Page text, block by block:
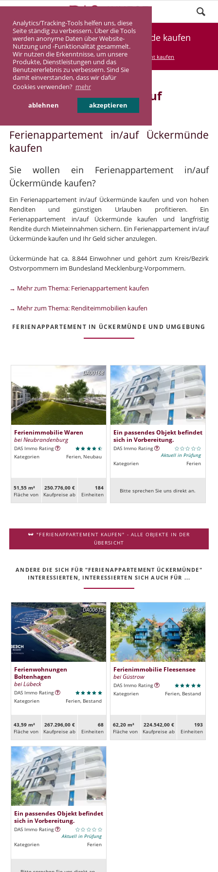
Analytics/Tracking-Tools helfen uns, diese
Seite ständig zu verbessern. Über die Tools
werden anonyme Daten über Website-
Nutzung und -Funktionalität gesammelt.
Wir nutzen die Erkenntnisse, um unsere
Produkte, Dienstleistungen und das
Benutzererlebnis zu verbessern. Sind Sie
damit einverstanden, dass wir dafür
Cookies verwenden? mehr
ablehnen akzeptieren
Ferienappartement Ückermünde kaufen
DASINVEST Service Ferienappartement kaufen
Ferienappartement in/auf
Ückermünde
Ferienappartement in/auf Ückermünde
kaufen
Sie wollen ein Ferienappartement in/auf
Ückermünde kaufen?
Ein Ferienappartement in/auf Ückermünde kaufen und von hohen
Renditen und günstigen Urlauben profitieren. Ein
Ferienappartement in/auf Ückermünde kaufen und langfristig
Rendite durch Mieteinnahmen sichern. Ein Ferienappartement in/auf
Ückermünde kaufen und Ihr Geld sicher anzulegen.
Ückermünde hat ca. 8.844 Einwohner und gehört zum Kreis/Bezirk
Ostvorpommern im Bundesland Mecklenburg-Vorpommern.
→ Mehr zum Thema: Ferienappartement kaufen
→ Mehr zum Thema: Renditeimmobilien kaufen
FERIENAPPARTEMENT IN ÜCKERMÜNDE UND UMGEBUNG
DA00168
Ferienimmobilie Waren
bei Neubrandenburg
DAS Immo Rating
Kategorien
Ferien, Neubau
51,55 m²
Fläche von
250.776,00 €
Kaufpreise ab
184
Ein­heiten
Ein passendes Objekt befindet
sich in Vorbereitung.
DAS Immo Rating
Aktuell in Prüfung
Kategorien
Ferien
Bitte sprechen Sie uns direkt an.
"FERIENAPPARTEMENT KAUFEN" - ALLE OBJEKTE IN DER
ÜBERSICHT
ANDERE DIE SICH FÜR "FERIENAPPARTEMENT ÜCKERMÜNDE"
INTERESSIERTEN, INTERESSIERTEN SICH AUCH FÜR ...
DA00613
Ferienwohnungen
Boltenhagen
bei Lübeck
DAS Immo Rating
Kategorien
Ferien, Bestand
43,59 m²
Fläche von
267.296,00 €
Kaufpreise ab
68
Ein­heiten
DA00487
Ferienimmobilie Fleesensee
bei Güstrow
DAS Immo Rating
Kategorien
Ferien, Bestand
62,20 m²
Fläche von
224.542,00 €
Kaufpreise ab
193
Ein­heiten
Ein passendes Objekt befindet
sich in Vorbereitung.
DAS Immo Rating
Aktuell in Prüfung
Kategorien
Ferien